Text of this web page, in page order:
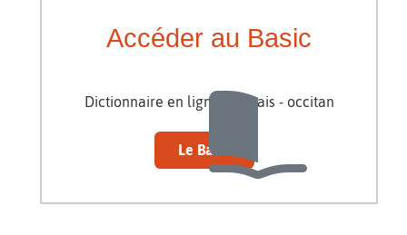
Accéder au Basic
Dictionnaire en ligne français - occitan
Le Basic